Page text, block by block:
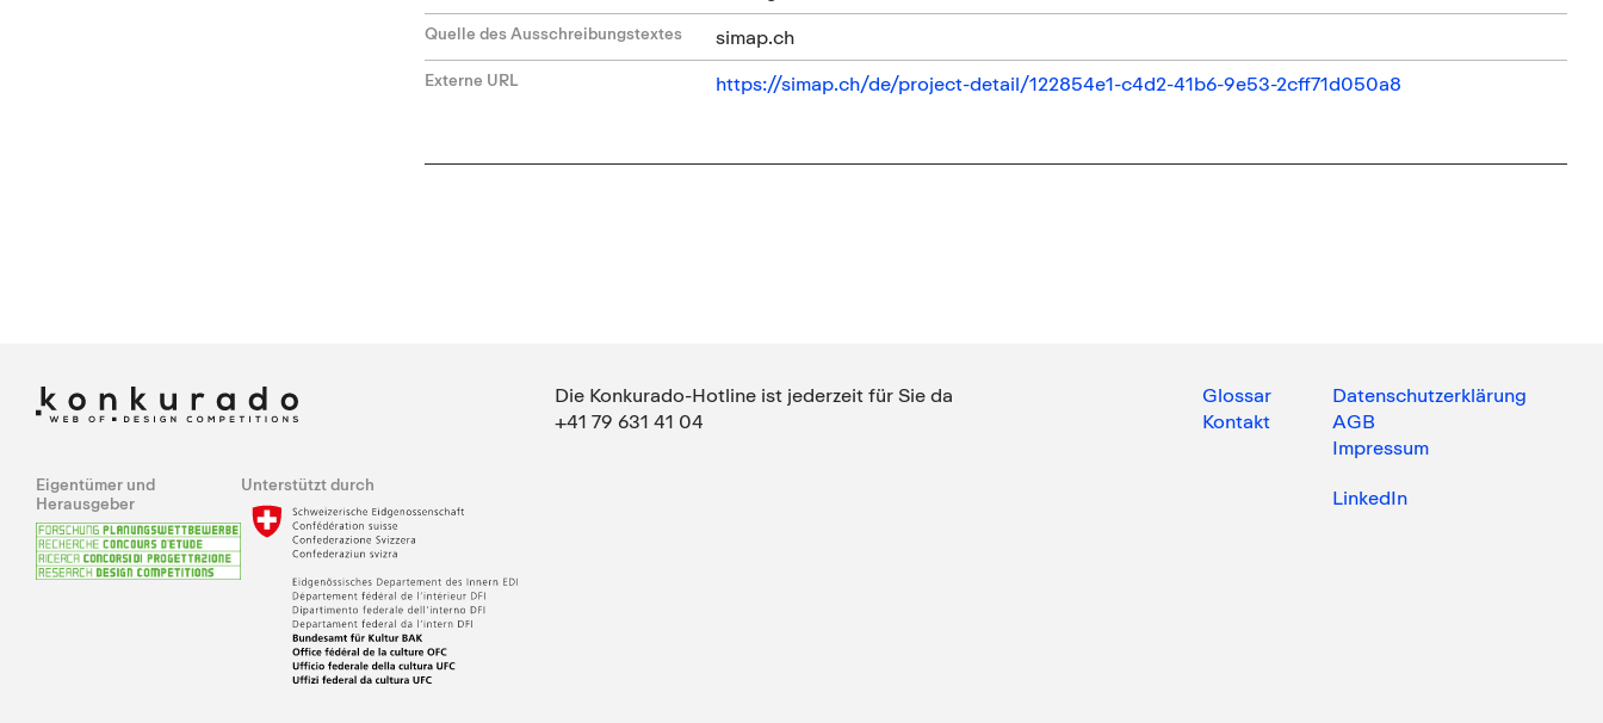
Quelle des Ausschreibungstextes simap.ch
Externe URL https://simap.ch/de/project-detail/122854e1-c4d2-41b6-9e53-2cff71d050a8
Eigentümer und
Herausgeber
Unterstützt durch
Die Konkurado-Hotline ist jederzeit für Sie da
+41 79 631 41 04
Glossar
Kontakt
Datenschutzerklärung
AGB
Impressum
LinkedIn